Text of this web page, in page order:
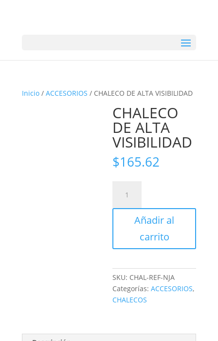
Inicio/ ACCESORIOS / CHALECO DE ALTA VISIBILIDAD
CHALECO
DE ALTA
VISIBILIDAD
$165.62
ALTA
VISIBILIDADAñadir al
carrito
SKU: CHAL-REF-NJA
Categorías:ACCESORIOS,
CHALECOS